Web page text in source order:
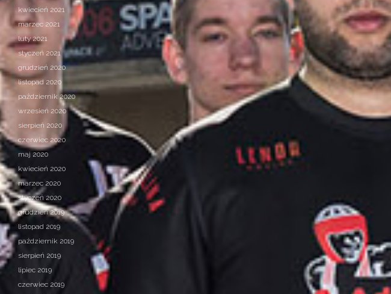
kwiecień 2021
marzec 2021
luty 2021
styczeń 2021
grudzień 2020
listopad 2020
październik 2020
wrzesień 2020
sierpień 2020
czerwiec 2020
maj 2020
kwiecień 2020
marzec 2020
styczeń 2020
grudzień 2019
listopad 2019
październik 2019
sierpień 2019
lipiec 2019
czerwiec 2019